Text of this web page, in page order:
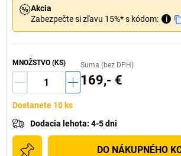
Akcia
Zabezpečte si zľavu 15%* s kódom:
i
MNOŽSTVO (KS) Suma (bez DPH)
169,- €
Dostanete 10 ks
Dodacia lehota: 4-5 dni
DO NÁKUPNÉHO